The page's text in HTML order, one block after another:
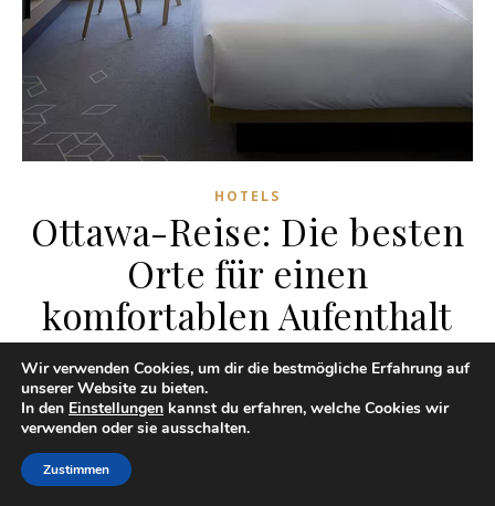
HOTELS
Ottawa-Reise: Die besten
Orte für einen
komfortablen Aufenthalt
und unvergesslichen Spaß
17/09/2024
Ottawa, die Hauptstadt Kanadas, zieht mit ihrer reichen
Geschichte, ihrer schönen Natur und ihrer freundlichen
Wir verwenden Cookies, um dir die bestmögliche Erfahrung auf
unserer Website zu bieten.
In den Einstellungen kannst du erfahren, welche Cookies wir
verwenden oder sie ausschalten.
Zustimmen